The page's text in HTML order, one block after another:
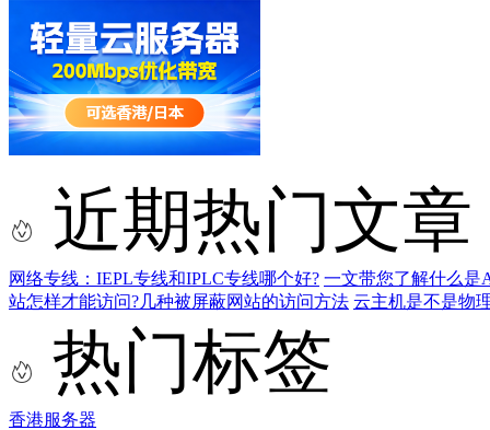
近期热门文章
网络专线：IEPL专线和IPLC专线哪个好? 一文带您了解什么是
站怎样才能访问?几种被屏蔽网站的访问方法 云主机是不是物
热门标签
香港服务器